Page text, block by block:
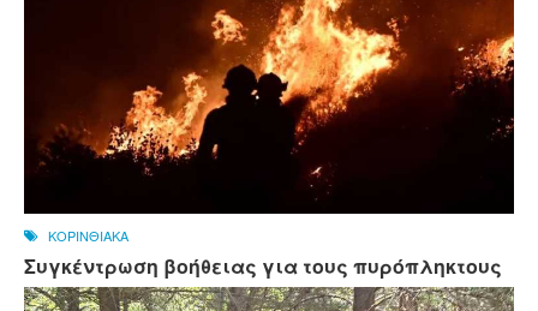
ΚΟΡΙΝΘΙΑΚΑ
Συγκέντρωση βοήθειας για τους πυρόπληκτους